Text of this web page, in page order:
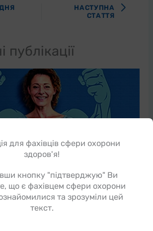
НАСТУПНА
СТАТТЯ
публікації
системи, як допомогти
для фахівців сфери охорони
здоров'я!
кнопку "підтверджую" Ви
що є фахівцем сфери охорони
та зрозуміли цей
текст.